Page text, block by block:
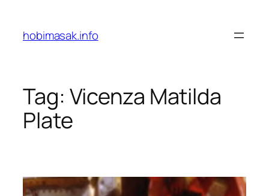
content
hobimasak.info
Tag: Vicenza Matilda
Plate